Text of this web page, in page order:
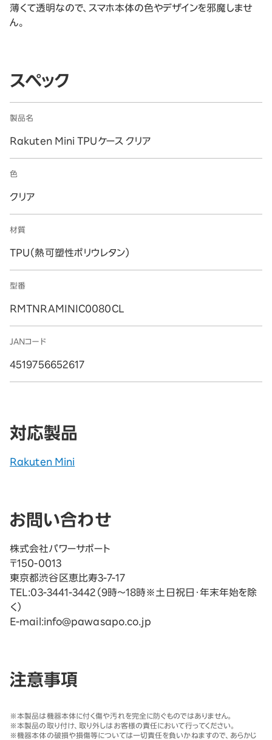
薄くて透明なので、スマホ本体の色やデザインを邪魔しませ
ん。
スペック
製品名
Rakuten Mini TPUケース クリア
色
クリア
材質
TPU（熱可塑性ポリウレタン）
型番
RMTNRAMINIC0080CL
JANコード
4519756652617
対応製品
Rakuten Mini
お問い合わせ
株式会社パワーサポート
〒150-0013
東京都渋谷区恵比寿3-7-17
TEL:03-3441-3442（9時〜18時※土日祝日・年末年始を除
く）
E-mail:info@pawasapo.co.jp
注意事項
※本製品は機器本体に付く傷や汚れを完全に防ぐものではありません。
※本製品の取り付け、取り外しはお客様の責任において行ってください。
※機器本体の破損や損傷等については一切責任を負いかねますので、あらかじ